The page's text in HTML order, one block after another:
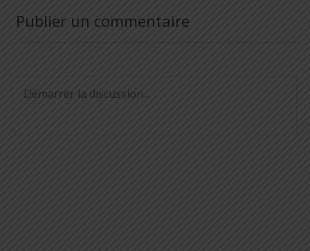
Publier un commentaire